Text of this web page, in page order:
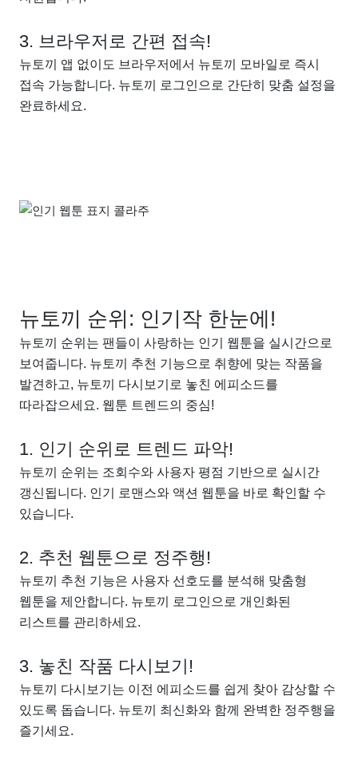
3. 브라우저로 간편 접속!
뉴토끼 앱 없이도 브라우저에서 뉴토끼 모바일로 즉시
접속 가능합니다. 뉴토끼 로그인으로 간단히 맞춤 설정을
완료하세요.
뉴토끼 순위: 인기작 한눈에!
뉴토끼 순위는 팬들이 사랑하는 인기 웹툰을 실시간으로
보여줍니다. 뉴토끼 추천 기능으로 취향에 맞는 작품을
발견하고, 뉴토끼 다시보기로 놓친 에피소드를
따라잡으세요. 웹툰 트렌드의 중심!
1. 인기 순위로 트렌드 파악!
뉴토끼 순위는 조회수와 사용자 평점 기반으로 실시간
갱신됩니다. 인기 로맨스와 액션 웹툰을 바로 확인할 수
있습니다.
2. 추천 웹툰으로 정주행!
뉴토끼 추천 기능은 사용자 선호도를 분석해 맞춤형
웹툰을 제안합니다. 뉴토끼 로그인으로 개인화된
리스트를 관리하세요.
3. 놓친 작품 다시보기!
뉴토끼 다시보기는 이전 에피소드를 쉽게 찾아 감상할 수
있도록 돕습니다. 뉴토끼 최신화와 함께 완벽한 정주행을
즐기세요.